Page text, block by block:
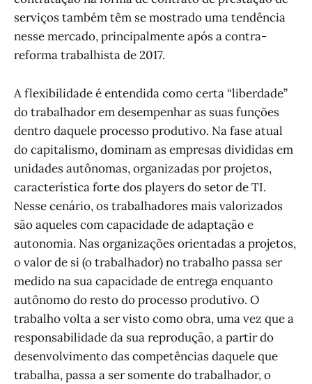
serviços também têm se mostrado uma tendência
nesse mercado, principalmente após a contra-
reforma trabalhista de 2017.
A flexibilidade é entendida como certa “liberdade”
do trabalhador em desempenhar as suas funções
dentro daquele processo produtivo. Na fase atual
do capitalismo, dominam as empresas divididas em
unidades autônomas, organizadas por projetos,
característica forte dos players do setor de TI.
Nesse cenário, os trabalhadores mais valorizados
são aqueles com capacidade de adaptação e
autonomia. Nas organizações orientadas a projetos,
o valor de si (o trabalhador) no trabalho passa ser
medido na sua capacidade de entrega enquanto
autônomo do resto do processo produtivo. O
trabalho volta a ser visto como obra, uma vez que a
responsabilidade da sua reprodução, a partir do
desenvolvimento das competências daquele que
trabalha, passa a ser somente do trabalhador, o